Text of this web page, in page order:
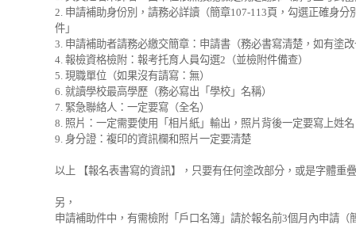
2. 申請補助身份別，請務必詳讀（簡章107-113頁，勾選正確身
件」
3. 申請補助者請務必繳交簡章：申請書（務必書寫清楚，如有塗
4. 報檢資格檢附：報考托育人員勾選2（並檢附件備查）
5. 現職單位（如果沒有請寫：無）
6. 就讀學校最高學歷（務必寫出「學校」名稱）
7. 緊急聯絡人：一定要寫（全名）
8. 照片：一定需要使用「相片紙」輸出，照片背後一定要寫上姓
9. 身分證：複印的資訊欄和照片一定要清楚
以上 【報名表書寫的資訊】，只要有任何塗改部分，或是字體重
另，
申請補助件中，有需檢附「戶口名簿」請於報名前3個月內申請（